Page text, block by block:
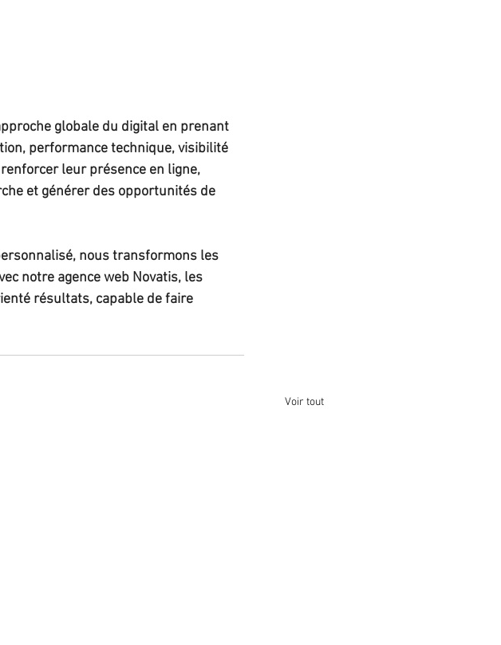
globale du digital en prenant
performance technique, visibilité
leur présence en ligne,
et générer des opportunités de
nous transformons les
notre agence web Novatis, les
résultats, capable de faire
Voir tout